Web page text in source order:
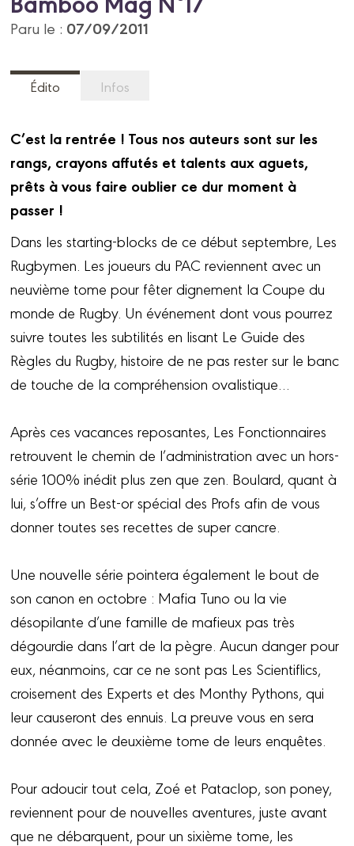
Paru le : 07/09/2011
Édito Infos
C’est la rentrée ! Tous nos auteurs sont sur les
rangs, crayons affutés et talents aux aguets,
prêts à vous faire oublier ce dur moment à
passer !
Dans les starting-blocks de ce début septembre, Les
Rugbymen. Les joueurs du PAC reviennent avec un
neuvième tome pour fêter dignement la Coupe du
monde de Rugby. Un événement dont vous pourrez
suivre toutes les subtilités en lisant Le Guide des
Règles du Rugby, histoire de ne pas rester sur le banc
de touche de la compréhension ovalistique…
Après ces vacances reposantes, Les Fonctionnaires
retrouvent le chemin de l’administration avec un hors-
série 100% inédit plus zen que zen. Boulard, quant à
lui, s’offre un Best-or spécial des Profs afin de vous
donner toutes ses recettes de super cancre.
Une nouvelle série pointera également le bout de
son canon en octobre : Mafia Tuno ou la vie
désopilante d’une famille de mafieux pas très
dégourdie dans l’art de la pègre. Aucun danger pour
eux, néanmoins, car ce ne sont pas Les Scientiflics,
croisement des Experts et des Monthy Pythons, qui
leur causeront des ennuis. La preuve vous en sera
donnée avec le deuxième tome de leurs enquêtes.
Pour adoucir tout cela, Zoé et Pataclop, son poney,
reviennent pour de nouvelles aventures, juste avant
que ne débarquent, pour un sixième tome, les